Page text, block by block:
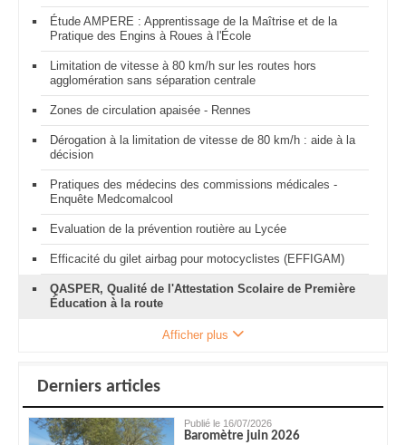
Étude AMPERE : Apprentissage de la Maîtrise et de la
Pratique des Engins à Roues à l'École
Limitation de vitesse à 80 km/h sur les routes hors
agglomération sans séparation centrale
Zones de circulation apaisée - Rennes
Dérogation à la limitation de vitesse de 80 km/h : aide à la
décision
Pratiques des médecins des commissions médicales -
Enquête Medcomalcool
Evaluation de la prévention routière au Lycée
Efficacité du gilet airbag pour motocyclistes (EFFIGAM)
QASPER, Qualité de l'Attestation Scolaire de Première
Éducation à la route
Afficher plus
Derniers articles
Publié le 16/07/2026
Baromètre juin 2026